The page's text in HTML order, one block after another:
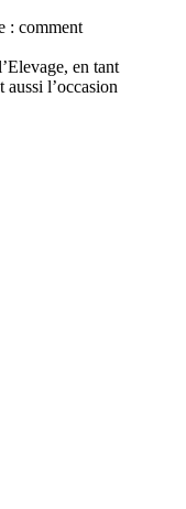
: comment
en tant
aussi l’occasion